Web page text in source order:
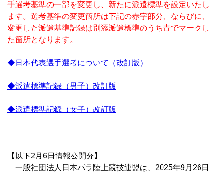
手選考基準の一部を変更し、新たに派遣標準を設定いたし
ます。選考基準の変更箇所は下記の赤字部分、ならびに、
変更した派遣基準記録は別添派遣標準のうち青でマークし
た箇所となります。
◆日本代表選手選考について（改訂版）
◆派遣標準記録（男子）改訂版
◆派遣標準記録（女子）改訂版
【以下2月6日情報公開分】
一般社団法人日本パラ陸上競技連盟は、2025年9月26日